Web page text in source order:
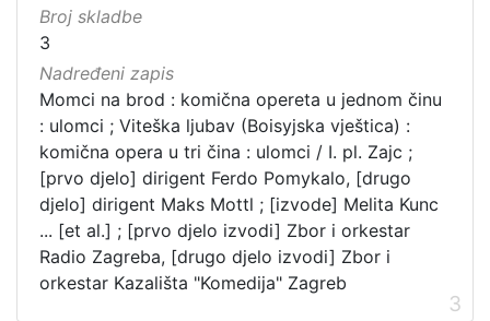
Broj skladbe
3
Nadređeni zapis
Momci na brod : komična opereta u jednom činu
: ulomci ; Viteška ljubav (Boisyjska vještica) :
komična opera u tri čina : ulomci / I. pl. Zajc ;
[prvo djelo] dirigent Ferdo Pomykalo, [drugo
djelo] dirigent Maks Mottl ; [izvode] Melita Kunc
... [et al.] ; [prvo djelo izvodi] Zbor i orkestar
Radio Zagreba, [drugo djelo izvodi] Zbor i
orkestar Kazališta "Komedija" Zagreb
3